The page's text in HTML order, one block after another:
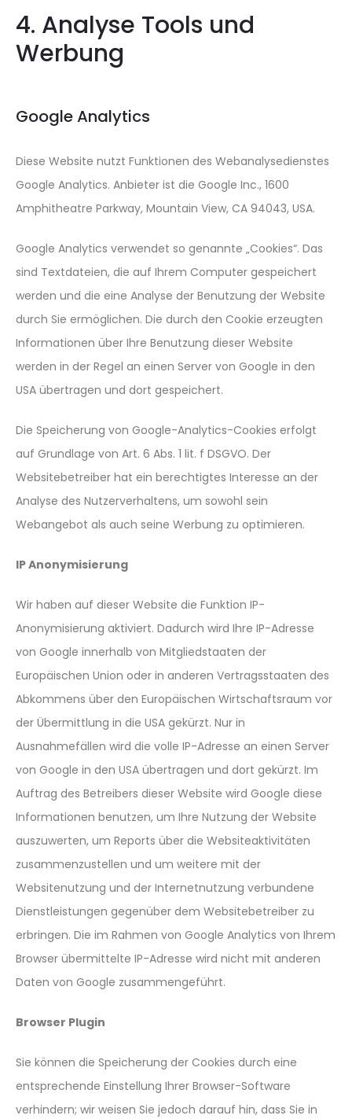
4. Analyse Tools und
Werbung
Google Analytics
Diese Website nutzt Funktionen des Webanalysedienstes
Google Analytics. Anbieter ist die Google Inc., 1600
Amphitheatre Parkway, Mountain View, CA 94043, USA.
Google Analytics verwendet so genannte „Cookies“. Das
sind Textdateien, die auf Ihrem Computer gespeichert
werden und die eine Analyse der Benutzung der Website
durch Sie ermöglichen. Die durch den Cookie erzeugten
Informationen über Ihre Benutzung dieser Website
werden in der Regel an einen Server von Google in den
USA übertragen und dort gespeichert.
Die Speicherung von Google-Analytics-Cookies erfolgt
auf Grundlage von Art. 6 Abs. 1 lit. f DSGVO. Der
Websitebetreiber hat ein berechtigtes Interesse an der
Analyse des Nutzerverhaltens, um sowohl sein
Webangebot als auch seine Werbung zu optimieren.
IP Anonymisierung
Wir haben auf dieser Website die Funktion IP-
Anonymisierung aktiviert. Dadurch wird Ihre IP-Adresse
von Google innerhalb von Mitgliedstaaten der
Europäischen Union oder in anderen Vertragsstaaten des
Abkommens über den Europäischen Wirtschaftsraum vor
der Übermittlung in die USA gekürzt. Nur in
Ausnahmefällen wird die volle IP-Adresse an einen Server
von Google in den USA übertragen und dort gekürzt. Im
Auftrag des Betreibers dieser Website wird Google diese
Informationen benutzen, um Ihre Nutzung der Website
auszuwerten, um Reports über die Websiteaktivitäten
zusammenzustellen und um weitere mit der
Websitenutzung und der Internetnutzung verbundene
Dienstleistungen gegenüber dem Websitebetreiber zu
erbringen. Die im Rahmen von Google Analytics von Ihrem
Browser übermittelte IP-Adresse wird nicht mit anderen
Daten von Google zusammengeführt.
Browser Plugin
Sie können die Speicherung der Cookies durch eine
entsprechende Einstellung Ihrer Browser-Software
verhindern; wir weisen Sie jedoch darauf hin, dass Sie in